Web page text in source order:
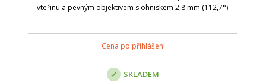
vteřinu a pevným objektivem s ohniskem 2,8 mm (112,7°).
Cena po přihlášení
SKLADEM